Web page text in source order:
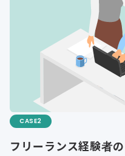
CASE
フリーランス経験者